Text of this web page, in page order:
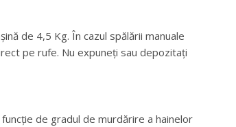
de 4,5 Kg. În cazul spălării manuale
pe rufe. Nu expuneți sau depozitați
de gradul de murdărire a hainelor